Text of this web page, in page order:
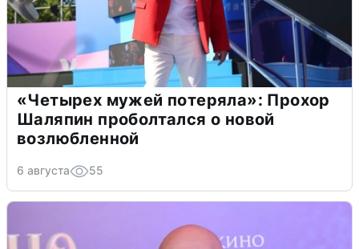
«Четырех мужей потеряла»: Прохор
Шаляпин проболтался о новой
возлюбленной
6 августа 55